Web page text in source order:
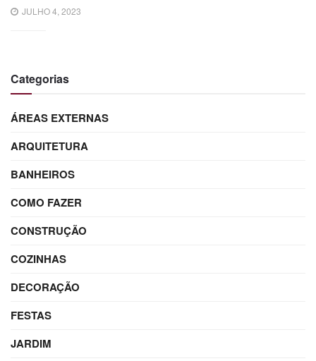
JULHO 4, 2023
Categorias
ÁREAS EXTERNAS
ARQUITETURA
BANHEIROS
COMO FAZER
CONSTRUÇÃO
COZINHAS
DECORAÇÃO
FESTAS
JARDIM